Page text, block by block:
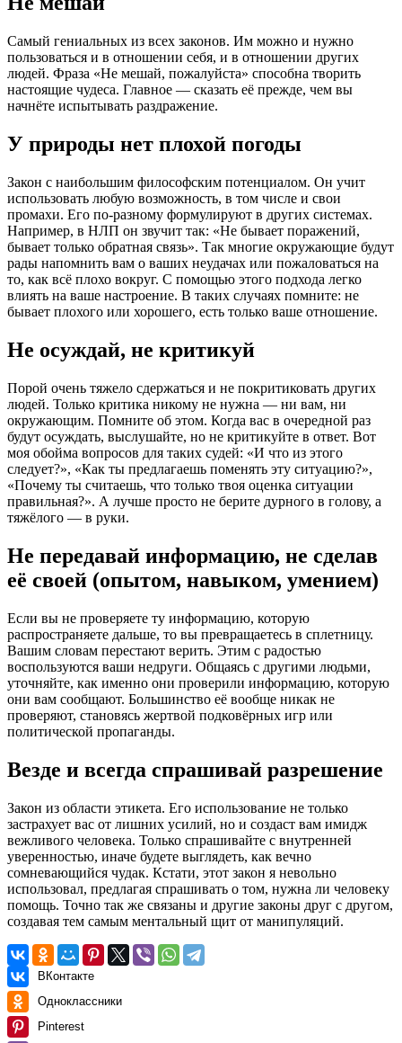
Самый гениальных из всех законов. Им можно и нужно
пользоваться и в отношении себя, и в отношении других
людей. Фраза «Не мешай, пожалуйста» способна творить
настоящие чудеса. Главное — сказать её прежде, чем вы
начнёте испытывать раздражение.
У природы нет плохой погоды
Закон с наибольшим философским потенциалом. Он учит
использовать любую возможность, в том числе и свои
промахи. Его по-разному формулируют в других системах.
Например, в НЛП он звучит так: «Не бывает поражений,
бывает только обратная связь». Так многие окружающие будут
рады напомнить вам о ваших неудачах или пожаловаться на
то, как всё плохо вокруг. С помощью этого подхода легко
влиять на ваше настроение. В таких случаях помните: не
бывает плохого или хорошего, есть только ваше отношение.
Не осуждай, не критикуй
Порой очень тяжело сдержаться и не покритиковать других
людей. Только критика никому не нужна — ни вам, ни
окружающим. Помните об этом. Когда вас в очередной раз
будут осуждать, выслушайте, но не критикуйте в ответ. Вот
моя обойма вопросов для таких судей: «И что из этого
следует?», «Как ты предлагаешь поменять эту ситуацию?»,
«Почему ты считаешь, что только твоя оценка ситуации
правильная?». А лучше просто не берите дурного в голову, а
тяжёлого — в руки.
Не передавай информацию, не сделав
её своей (опытом, навыком, умением)
Если вы не проверяете ту информацию, которую
распространяете дальше, то вы превращаетесь в сплетницу.
Вашим словам перестают верить. Этим с радостью
воспользуются ваши недруги. Общаясь с другими людьми,
уточняйте, как именно они проверили информацию, которую
они вам сообщают. Большинство её вообще никак не
проверяют, становясь жертвой подковёрных игр или
политической пропаганды.
Везде и всегда спрашивай разрешение
Закон из области этикета. Его использование не только
застрахует вас от лишних усилий, но и создаст вам имидж
вежливого человека. Только спрашивайте с внутренней
уверенностью, иначе будете выглядеть, как вечно
сомневающийся чудак. Кстати, этот закон я невольно
использовал, предлагая спрашивать о том, нужна ли человеку
помощь. Точно так же связаны и другие законы друг с другом,
создавая тем самым ментальный щит от манипуляций.
ВКонтакте
Одноклассники
Pinterest